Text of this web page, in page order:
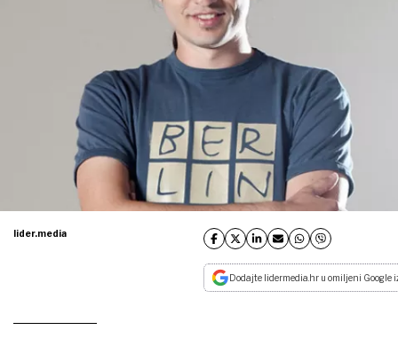
lider.media
Dodajte lidermedia.hr u omiljeni Google